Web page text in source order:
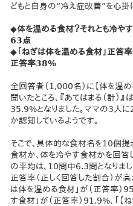
どもと自身の“冷え症改善”を心掛
◆体を温める食材？それとも冷や
63点
◆「ねぎは体を温める食材」正答
正答率38%
全回答者（1,000名）に【体を温
聞いたところ、『あてはまる（計）
35.9%となりました。ママの3人
か認知しているようです。
そこで、具体的な食材名を10個提
食材か、体を冷やす食材かを回答
の平均は、10問中6.3問となりまし
正答率（正しく回答した割合）が高
は体を温める食材」が（正答率）
す食材」が（正答率）91.9%、「【